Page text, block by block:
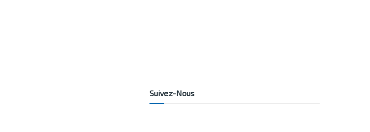
Suivez-Nous